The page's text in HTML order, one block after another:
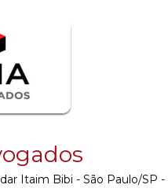
Itaim Bibi - São Paulo/SP -